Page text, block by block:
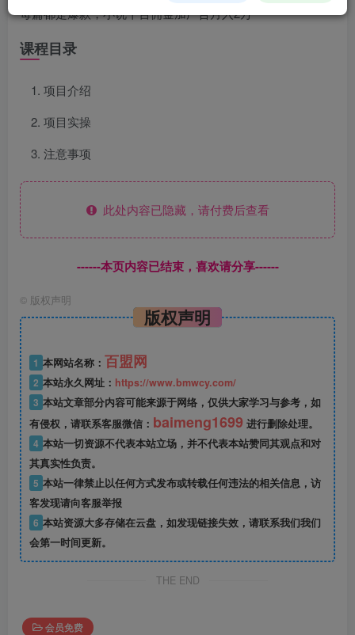
每篇都是爆款，小说平台佣金加广告月入2万
课程目录
项目介绍
项目实操
注意事项
此处内容已隐藏，请付费后查看
------本页内容已结束，喜欢请分享------
© 版权声明
版权声明
1 本网站名称： 百盟网
2 本站永久网址： https://www.bmwcy.com/
3 本站文章部分内容可能来源于网络，仅供大家学习与参考，如
有侵权，请联系客服微信： baimeng1699 进行删除处理。
4 本站一切资源不代表本站立场，并不代表本站赞同其观点和对
其真实性负责。
5 本站一律禁止以任何方式发布或转载任何违法的相关信息，访
客发现请向客服举报
6 本站资源大多存储在云盘，如发现链接失效，请联系我们我们
会第一时间更新。
THE END
会员免费